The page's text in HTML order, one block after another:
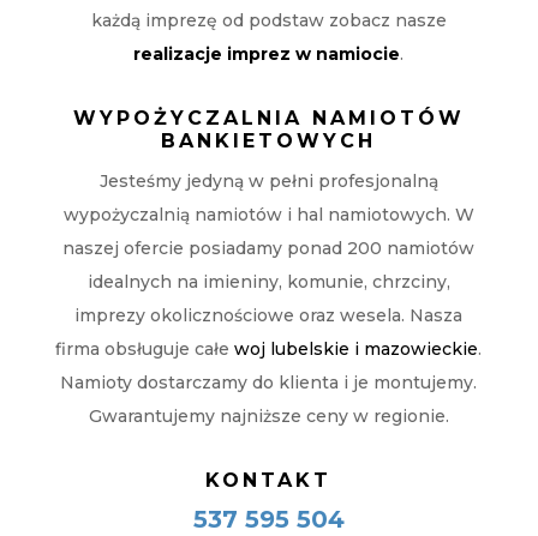
każdą imprezę od podstaw zobacz nasze
realizacje imprez w namiocie.
WYPOŻYCZALNIA NAMIOTÓW
BANKIETOWYCH
Jesteśmy jedyną w pełni profesjonalną
wypożyczalnią namiotów i hal namiotowych. W
naszej ofercie posiadamy ponad 200 namiotów
idealnych na imieniny, komunie, chrzciny,
imprezy okolicznościowe oraz wesela. Nasza
firma obsługuje całewoj lubelskie i mazowieckie.
Namioty dostarczamy do klienta i je montujemy.
Gwarantujemy najniższe ceny w regionie.
KONTAKT
537 595 504